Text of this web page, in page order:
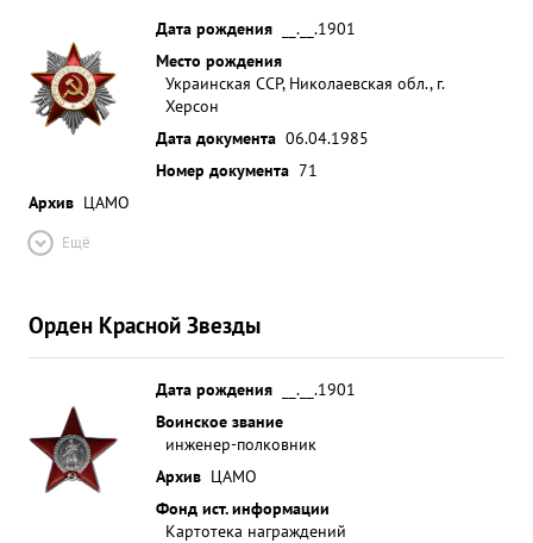
Дата рождения
__.__.1901
Место рождения
Украинская ССР, Николаевская обл., г.
Херсон
Дата документа 06.04.1985
Номер документа 71
Архив ЦАМО
Ещё
Орден Красной Звезды
Дата рождения
__.__.1901
Воинское звание
инженер-полковник
Архив ЦАМО
Фонд ист. информации
Картотека награждений